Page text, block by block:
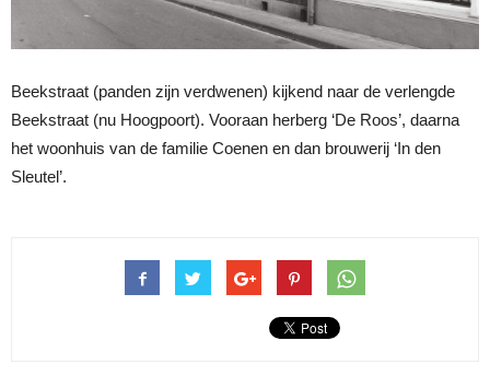
Beekstraat (panden zijn verdwenen) kijkend naar de verlengde
Beekstraat (nu Hoogpoort). Vooraan herberg ‘De Roos’, daarna
het woonhuis van de familie Coenen en dan brouwerij ‘In den
Sleutel’.